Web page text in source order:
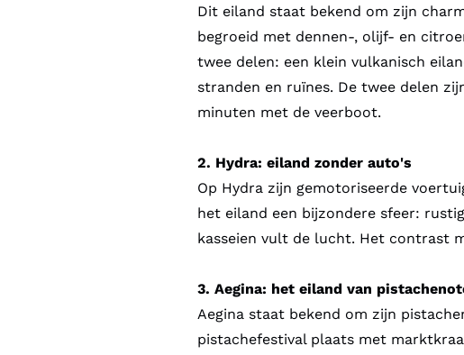
Dit eiland staat bekend om zijn
begroeid met dennen-, olijf- en
twee delen: een klein vulkanisch
stranden en ruïnes. De twee delen
minuten met de veerboot.
2. Hydra: eiland zonder auto's
Op Hydra zijn gemotoriseerde
het eiland een bijzondere sfeer:
kasseien vult de lucht. Het contrast
3. Aegina: het eiland van
Aegina staat bekend om zijn
pistachefestival plaats met